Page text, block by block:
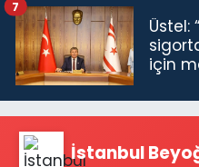
Üstel:
için
7
İstanbul